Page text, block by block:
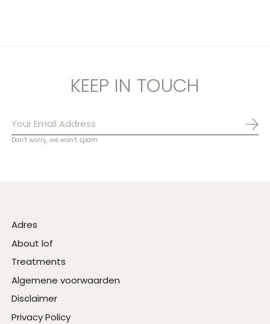
KEEP IN TOUCH
Don’t worry, we won’t spam
Adres
About lof
Treatments
Algemene voorwaarden
Disclaimer
Privacy Policy